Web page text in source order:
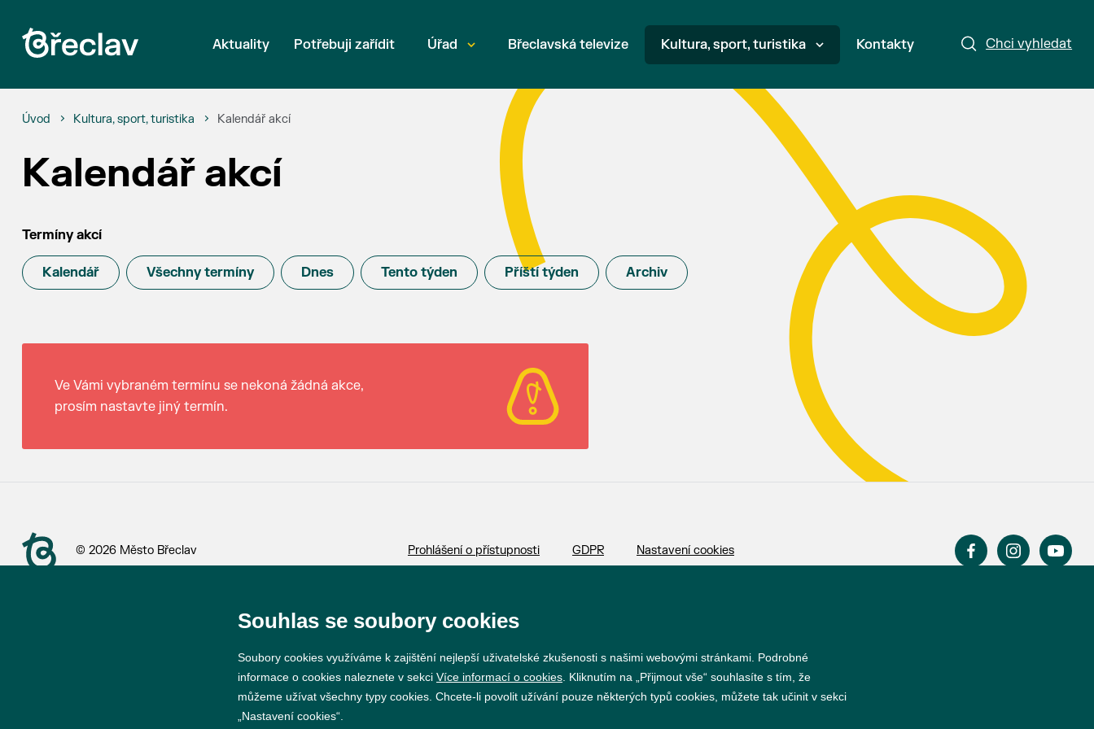
Chci vyhledat
Aktuality Potřebuji zařídit Úřad Břeclavská televize Kultura, sport, turistika Kontakty
Úvod Kultura, sport, turistika Kalendář akcí
Kalendář akcí
Termíny akcí
Kalendář Všechny termíny Dnes Tento týden Příští týden Archiv
Ve Vámi vybraném termínu se nekoná žádná akce,
prosím nastavte jiný termín.
© 2026 Město Břeclav Prohlášení o přístupnosti GDPR Nastavení cookies
Souhlas se soubory cookies
Soubory cookies využíváme k zajištění nejlepší uživatelské zkušenosti s našimi webovými stránkami. Podrobné
informace o cookies naleznete v sekci Více informací o cookies . Kliknutím na „Přijmout vše“ souhlasíte s tím, že
můžeme užívat všechny typy cookies. Chcete-li povolit užívání pouze některých typů cookies, můžete tak učinit v sekci
„Nastavení cookies“.